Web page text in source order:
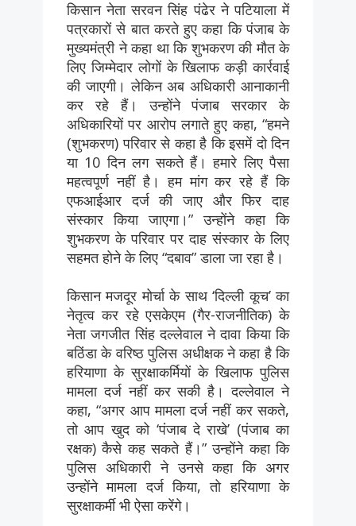
किसान नेता सरवन सिंह पंढेर ने पटियाला में
पत्रकारों से बात करते हुए कहा कि पंजाब के
मुख्यमंत्री ने कहा था कि शुभकरण की मौत के
लिए जिम्मेदार लोगों के खिलाफ कड़ी कार्रवाई
की जाएगी। लेकिन अब अधिकारी आनाकानी
कर रहे हैं। उन्होंने पंजाब सरकार के
अधिकारियों पर आरोप लगाते हुए कहा, “हमने
(शुभकरण) परिवार से कहा है कि इसमें दो दिन
या 10 दिन लग सकते हैं। हमारे लिए पैसा
महत्वपूर्ण नहीं है। हम मांग कर रहे हैं कि
एफआईआर दर्ज की जाए और फिर दाह
संस्कार किया जाएगा।” उन्होंने कहा कि
शुभकरण के परिवार पर दाह संस्कार के लिए
सहमत होने के लिए “दबाव” डाला जा रहा है।
किसान मजदूर मोर्चा के साथ ‘दिल्ली कूच’ का
नेतृत्व कर रहे एसकेएम (गैर-राजनीतिक) के
नेता जगजीत सिंह दल्लेवाल ने दावा किया कि
बठिंडा के वरिष्ठ पुलिस अधीक्षक ने कहा है कि
हरियाणा के सुरक्षाकर्मियों के खिलाफ पुलिस
मामला दर्ज नहीं कर सकी है। दल्लेवाल ने
कहा, “अगर आप मामला दर्ज नहीं कर सकते,
तो आप खुद को ‘पंजाब दे राखे’ (पंजाब का
रक्षक) कैसे कह सकते हैं।” उन्होंने कहा कि
पुलिस अधिकारी ने उनसे कहा कि अगर
उन्होंने मामला दर्ज किया, तो हरियाणा के
सुरक्षाकर्मी भी ऐसा करेंगे।